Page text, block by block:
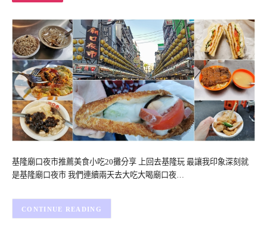
基隆廟口夜市推薦美食小吃20攤分享 上回去基隆玩 最讓我印象深刻就
是基隆廟口夜市 我們連續兩天去大吃大喝廟口夜…
CONTINUE READING